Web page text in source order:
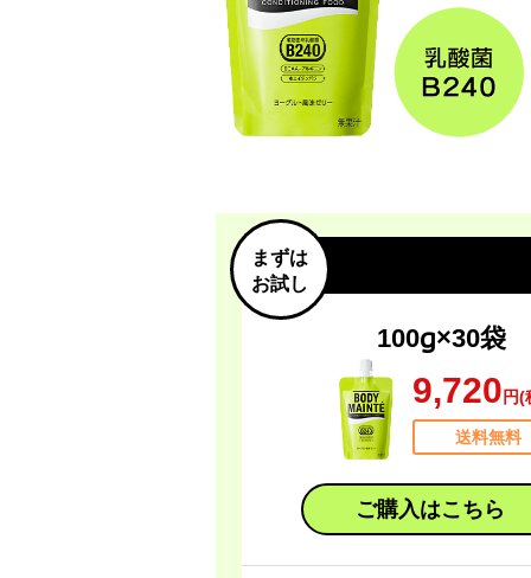
まずは
お試し
100g×30袋
9,720 円(
送料無料
ご購入はこちら